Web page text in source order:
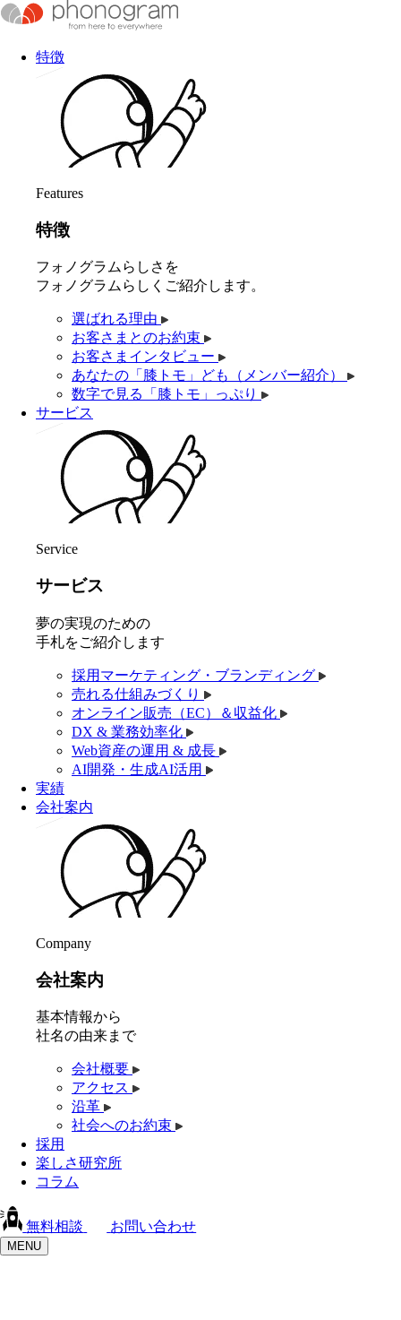
特徴
Features
特徴
フォノグラムらしさを
フォノグラムらしくご紹介します。
選ばれる理由
お客さまとのお約束
お客さまインタビュー
あなたの「膝トモ」ども（メンバー紹介）
数字で見る「膝トモ」っぷり
サービス
Service
サービス
夢の実現のための
手札をご紹介します
採用マーケティング・ブランディング
売れる仕組みづくり
オンライン販売（EC）＆収益化
DX & 業務効率化
Web資産の運用 & 成長
AI開発・生成AI活用
実績
会社案内
Company
会社案内
基本情報から
社名の由来まで
会社概要
アクセス
沿革
社会へのお約束
採用
楽しさ研究所
コラム
無料相談 お問い合わせ
MENU